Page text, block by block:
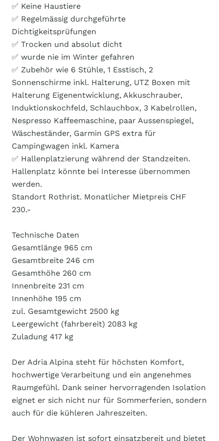
✅ Keine Haustiere
✅ Regelmässig durchgeführte
Dichtigkeitsprüfungen
✅ Trocken und absolut dicht
✅ wurde nie im Winter gefahren
✅ Zubehör wie 6 Stühle, 1 Esstisch, 2
Sonnenschirme inkl. Halterung, UTZ Boxen mit
Halterung Eigenentwicklung, Akkuschrauber,
Induktionskochfeld, Schlauchbox, 3 Kabelrollen,
Nespresso Kaffeemaschine, paar Aussenspiegel,
Wäscheständer, Garmin GPS extra für
Campingwagen inkl. Kamera
✅ Hallenplatzierung während der Standzeiten.
Hallenplatz könnte bei Interesse übernommen
werden.
Standort Rothrist. Monatlicher Mietpreis CHF
230.-
Technische Daten
Gesamtlänge 965 cm
Gesamtbreite 246 cm
Gesamthöhe 260 cm
Innenbreite 231 cm
Innenhöhe 195 cm
zul. Gesamtgewicht 2500 kg
Leergewicht (fahrbereit) 2083 kg
Zuladung 417 kg
Der Adria Alpina steht für höchsten Komfort,
hochwertige Verarbeitung und ein angenehmes
Raumgefühl. Dank seiner hervorragenden Isolation
eignet er sich nicht nur für Sommerferien, sondern
auch für die kühleren Jahreszeiten.
Der Wohnwagen ist sofort einsatzbereit und bietet